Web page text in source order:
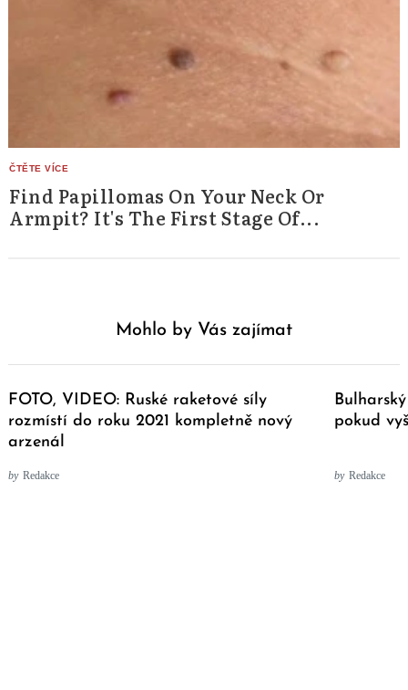
Find Papillomas On Your Neck Or
Armpit? It's The First Stage Of...
Mohlo by Vás zajímat
FOTO, VIDEO: Ruské raketové síly
rozmístí do roku 2021 kompletně nový
arzenál
by Redakce
pokud
by Redakce